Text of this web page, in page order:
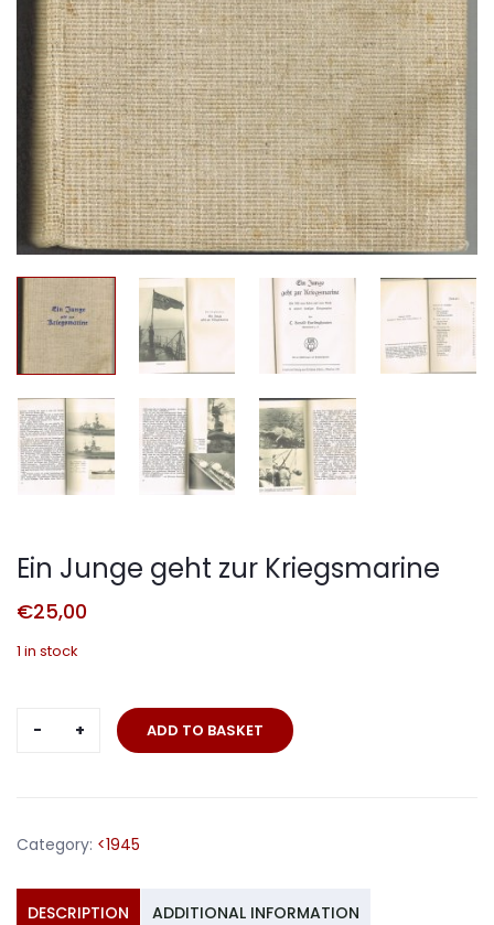
Ein Junge geht zur Kriegsmarine
€25,00
1 in stock
quantity
ADD TO BASKET
Category: <1945
DESCRIPTION ADDITIONAL INFORMATION